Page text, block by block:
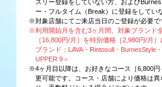
スリー登録をしていない方、および
ー・フルタイム（Break）に登録をしてい
※対象店舗にてご来店当日のご登録が必要で
※利用開始月を含む3ヶ月間、対象ブランド
［16,800円/月］を特別価格［2,980円/月
ブランド：LAVA・Rintosull・BurnesStyle
UPPER 9＞
※4ヶ月目以降は、お好きなコース［6,800
更可能です。コース・店舗により価格は